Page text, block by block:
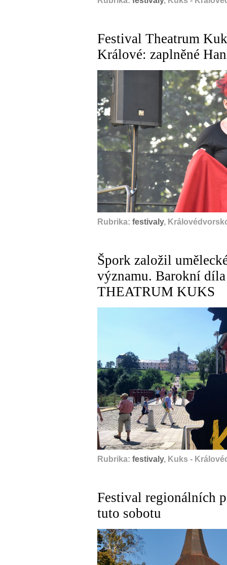
Festival Theatrum
Králové: zaplněné
Rubrika: festivaly,
Špork založil
významu. Barokní
THEATRUM KUKS
Rubrika: festivaly, Kuks -
Festival regionálních
tuto sobotu